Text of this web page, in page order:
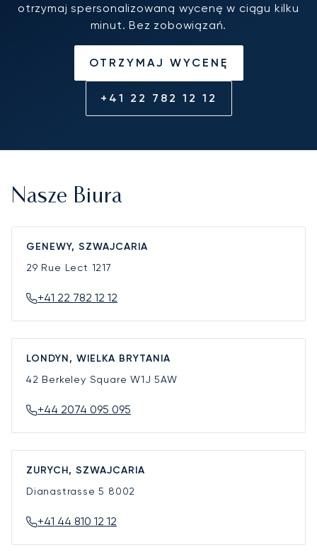
otrzymaj spersonalizowaną wycenę w ciągu kilku
minut. Bez zobowiązań.
OTRZYMAJ WYCENĘ
+41 22 782 12 12
Nasze Biura
GENEWY, SZWAJCARIA
29 Rue Lect 1217
+41 22 782 12 12
LONDYN, WIELKA BRYTANIA
42 Berkeley SquareW1J 5AW
+44 2074 095 095
ZURYCH, SZWAJCARIA
Dianastrasse 5 8002
+41 44 810 12 12